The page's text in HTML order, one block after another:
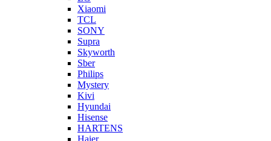
Xiaomi
TCL
SONY
Supra
Skyworth
Sber
Philips
Mystery
Kivi
Hyundai
Hisense
HARTENS
Haier